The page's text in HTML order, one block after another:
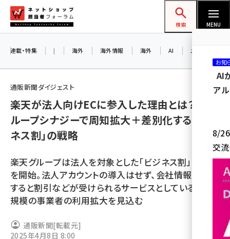
ン
ネットショップ担当者フォーラム
検索 MENU
amazon (2257)
yahoo (1907)
ecbeing (1211)
アスクル (1122)
ビィ・フォアード (777)
連載・特集 | 海外 海外情報 海外 AI メタバース
通販新聞ダイジェスト
楽天が法人向けECに参入した理由とは？ グ
ループシナジーで周知拡大＋差別化する「ビジ
ネス割」の戦略
楽天グループは法人を対象とした「ビジネス割」の実証
を開始。法人アカウントの導入はせず、会社情報を登録
すると割引などが受けられるサービスとしている。中小
規模の事業者の利用拡大を見込む
通販新聞[転載元]
2025年4月8日 8:00
お知
AI
ア
8/26
交